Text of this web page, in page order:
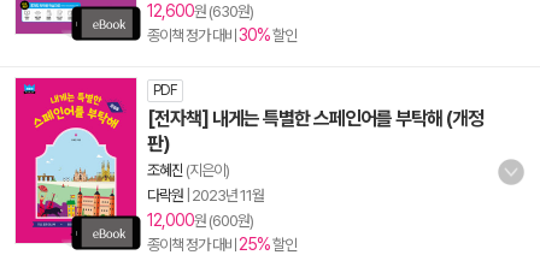
12,600원 (630원)
종이책 정가 대비 30%할인
PDF
[전자책] 내게는 특별한 스페인어를 부탁해 (개정
판)
조혜진 (지은이)
다락원 2023년 11월
12,000원 (600원)
종이책 정가 대비 25%할인